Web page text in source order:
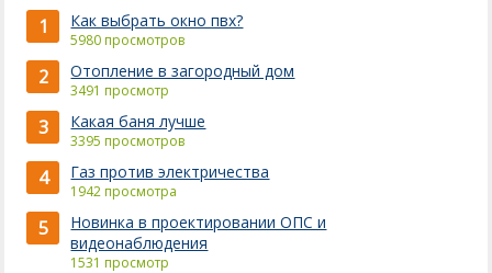
1 Как выбрать окно пвх?
5980 просмотров
2 Отопление в загородный дом
3491 просмотр
3 Какая баня лучше
3395 просмотров
4 Газ против электричества
1942 просмотра
5
Новинка в проектировании ОПС и
видеонаблюдения
1531 просмотр